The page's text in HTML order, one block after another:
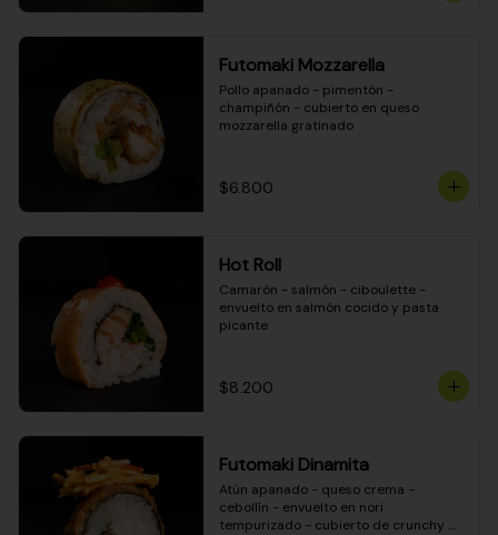
Futomaki Mozzarella
Pollo apanado - pimentón -
champiñón - cubierto en queso
mozzarella gratinado
$6.800
Hot Roll
Camarón - salmón - ciboulette -
envuelto en salmón cocido y pasta
picante
$8.200
Futomaki Dinamita
Atún apanado - queso crema -
cebollín - envuelto en nori
tempurizado - cubierto de crunchy